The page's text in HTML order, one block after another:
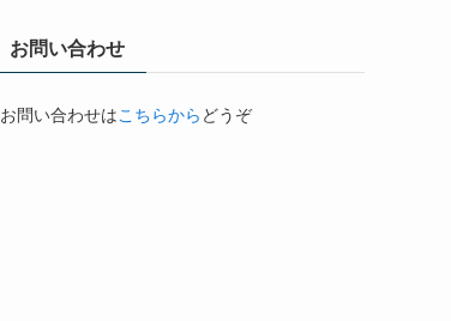
お問い合わせ
お問い合わせはこちらから どうぞ